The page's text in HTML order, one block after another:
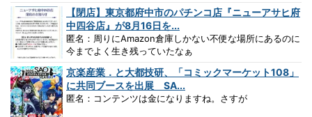
【閉店】東京都府中市のパチンコ店『ニューアサヒ府
中四谷店』が8月16日を...
匿名：周りにAmazon倉庫しかない不便な場所にあるのに
今までよく生き残っていたなぁ
京楽産業．と大都技研、「コミックマーケット108」
に共同ブースを出展 SA...
匿名：コンテンツは金になりますね。さすが